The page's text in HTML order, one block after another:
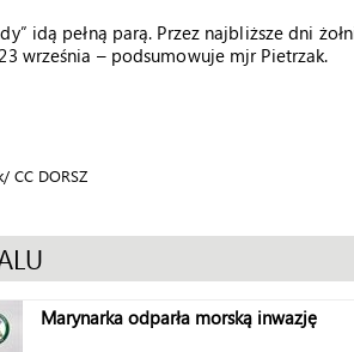
idą pełną parą. Przez najbliższe dni
września – podsumowuje mjr Pietrzak.
CC DORSZ
Marynarka odparła morską inwazję